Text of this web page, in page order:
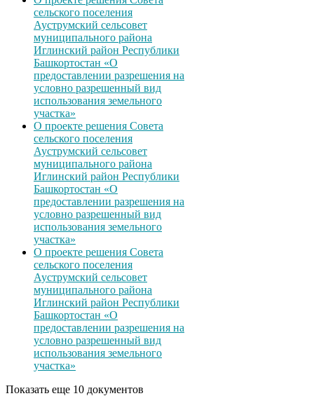
сельского поселения
Ауструмский сельсовет
муниципального района
Иглинский район Республики
Башкортостан «О
предоставлении разрешения на
условно разрешенный вид
использования земельного
участка»
О проекте решения Совета
сельского поселения
Ауструмский сельсовет
муниципального района
Иглинский район Республики
Башкортостан «О
предоставлении разрешения на
условно разрешенный вид
использования земельного
участка»
О проекте решения Совета
сельского поселения
Ауструмский сельсовет
муниципального района
Иглинский район Республики
Башкортостан «О
предоставлении разрешения на
условно разрешенный вид
использования земельного
участка»
Показать еще 10 документов